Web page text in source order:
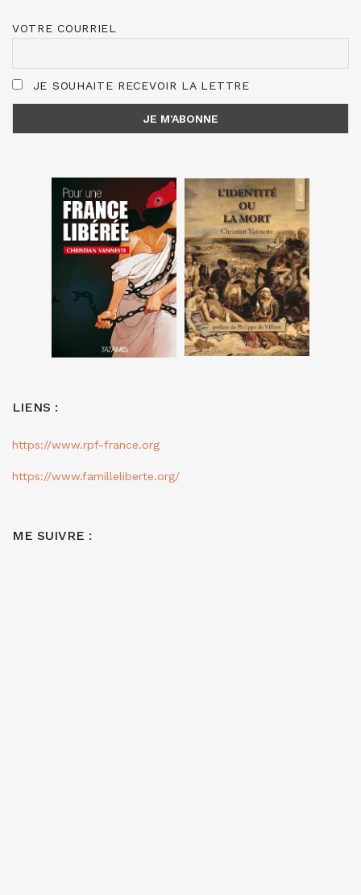
VOTRE COURRIEL
JE SOUHAITE RECEVOIR LA LETTRE
LIENS :
https://www.rpf-france.org
https://www.familleliberte.org/
ME SUIVRE :